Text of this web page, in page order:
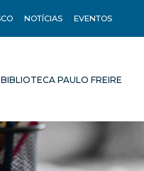
NOTÍCIAS EVENTOS
BIBLIOTECA PAULO FREIRE